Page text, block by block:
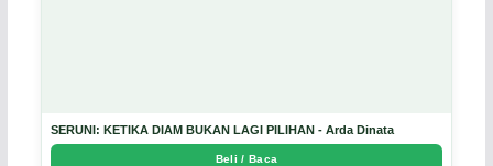
SERUNI: KETIKA DIAM BUKAN LAGI PILIHAN - Arda Dinata
Beli / Baca